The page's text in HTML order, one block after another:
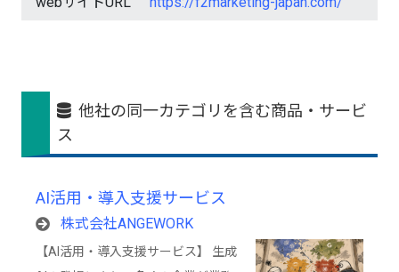
他社の同一カテゴリを含む商品・サービ
ス
AI活用・導入支援サービス
株式会社ANGEWORK
【AI活用・導入支援サービス】 生成